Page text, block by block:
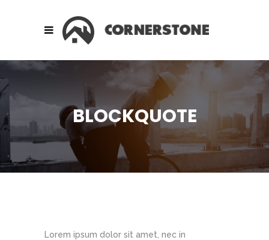
BLOCKQUOTE
Lorem ipsum dolor sit amet, nec in